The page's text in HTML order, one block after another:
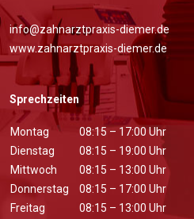
info@zahnarztpraxis-diemer.de
www.zahnarztpraxis-diemer.de
Sprechzeiten
Montag
Dienstag
Mittwoch
Donnerstag
Freitag
08:15 – 17:00 Uhr
08:15 – 19:00 Uhr
08:15 – 13:00 Uhr
08:15 – 17:00 Uhr
08:15 – 13:00 Uhr